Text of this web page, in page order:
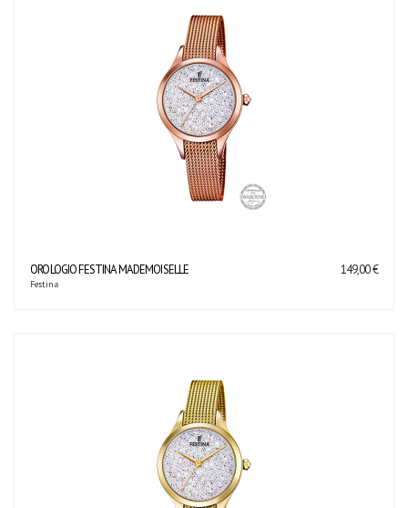
OROLOGIO FESTINA MADEMOISELLE
Festina
149,00 €